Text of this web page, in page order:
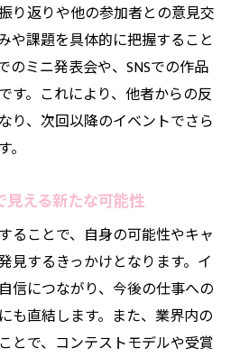
り返りや他の参加者との意見交
や課題を具体的に把握すること
のミニ発表会や、SNSでの作品
す。これにより、他者からの反
り、次回以降のイベントでさら
える新たな可能性
ることで、自身の可能性やキャ
見するきっかけとなります。イ
信につながり、今後の仕事への
も直結します。また、業界内の
とで、コンテストモデルや受賞